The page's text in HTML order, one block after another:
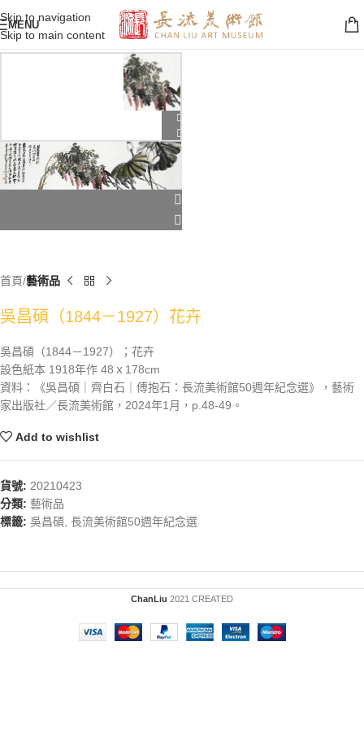
Skip to navigation
Skip to main content
MENU
首頁 藝術品
吳昌碩（1844－1927）花卉
吳昌碩（1844－1927）；花卉
設色紙本 1918年作 48ｘ178cm
資料：《吳昌碩｜齊白石｜傅抱石：長流美術館50週年紀念選》，藝術
家出版社／長流美術館，2024年1月，p.48-49。
Add to wishlist
貨號: 20210423
分類: 藝術品
標籤: 吳昌碩, 長流美術館50週年紀念選
ChanLiu 2021 CREATED